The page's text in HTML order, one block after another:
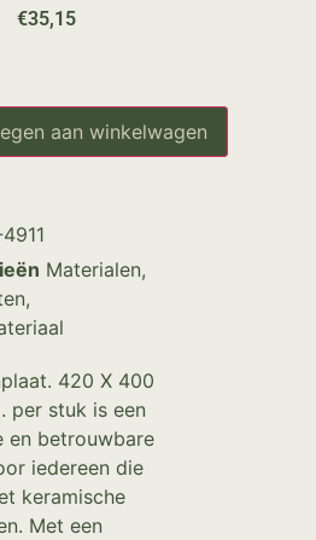
€35,15
aan winkelwagen
Materialen,
,
420 X 400
per stuk is een
en betrouwbare
iedereen die
keramische
Met een